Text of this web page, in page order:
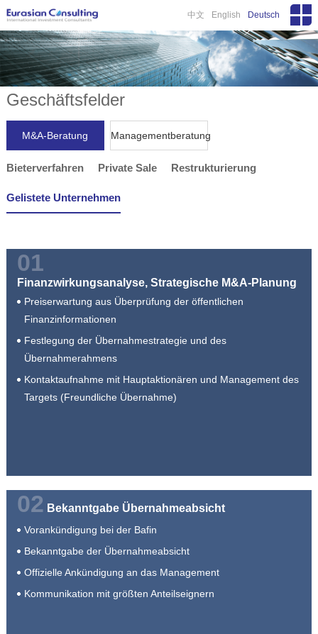
中文 English Deutsch
Geschäftsfelder
M&A-Beratung Managementberatung
Bieterverfahren Private Sale Restrukturierung
Gelistete Unternehmen
01
Finanzwirkungsanalyse, Strategische M&A-Planung
Preiserwartung aus Überprüfung der öffentlichen
Finanzinformationen
Festlegung der Übernahmestrategie und des
Übernahmerahmens
Kontaktaufnahme mit Hauptaktionären und Management des
Targets (Freundliche Übernahme)
02 Bekanntgabe Übernahmeabsicht
Vorankündigung bei der Bafin
Bekanntgabe der Übernahmeabsicht
Offizielle Ankündigung an das Management
Kommunikation mit größten Anteilseignern